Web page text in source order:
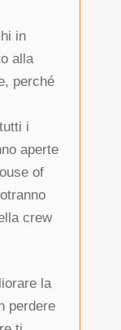
in
alla
perché
i
aperte
of
crew
la
perdere